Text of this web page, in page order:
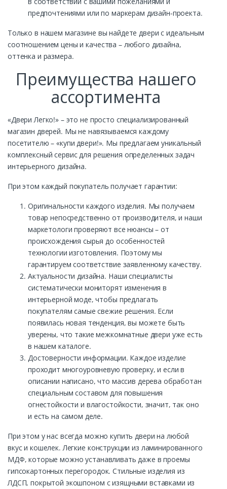
предпочтениями или по маркерам дизайн-проекта.
Только в нашем магазине вы найдете двери с идеальным
соотношением цены и качества – любого дизайна,
оттенка и размера.
Преимущества нашего
ассортимента
«Двери Легко!» – это не просто специализированный
магазин дверей. Мы не навязываемся каждому
посетителю – «купи двери!». Мы предлагаем уникальный
комплексный сервис для решения определенных задач
интерьерного дизайна.
При этом каждый покупатель получает гарантии:
Оригинальности каждого изделия. Мы получаем
товар непосредственно от производителя, и наши
маркетологи проверяют все нюансы – от
происхождения сырья до особенностей
технологии изготовления. Поэтому мы
гарантируем соответствие заявленному качеству.
Актуальности дизайна. Наши специалисты
систематически мониторят изменения в
интерьерной моде, чтобы предлагать
покупателям самые свежие решения. Если
появилась новая тенденция, вы можете быть
уверены, что такие межкомнатные двери уже есть
в нашем каталоге.
Достоверности информации. Каждое изделие
проходит многоуровневую проверку, и если в
описании написано, что массив дерева обработан
специальным составом для повышения
огнестойкости и влагостойкости, значит, так оно
и есть на самом деле.
При этом у нас всегда можно купить двери на любой
вкус и кошелек. Легкие конструкции из ламинированного
МДФ, которые можно устанавливать даже в проемы
гипсокартонных перегородок. Стильные изделия из
ЛДСП, покрытой экошпоном с изящными вставками из